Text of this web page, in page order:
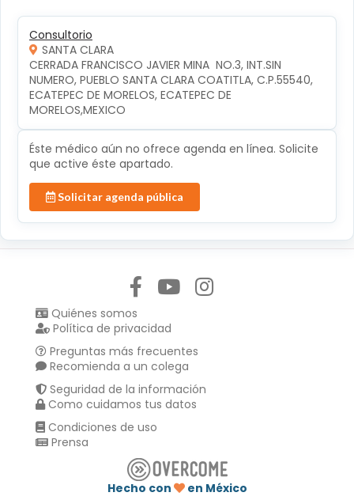
Consultorio
SANTA CLARA
CERRADA FRANCISCO JAVIER MINA  NO.3, INT.SIN
NUMERO, PUEBLO SANTA CLARA COATITLA, C.P.55540,
ECATEPEC DE MORELOS, ECATEPEC DE
MORELOS,MEXICO
Éste médico aún no ofrece agenda en línea. Solicite
que active éste apartado.
Solicitar agenda pública
Quiénes somos
Política de privacidad
Preguntas más frecuentes
Recomienda a un colega
Seguridad de la información
Como cuidamos tus datos
Condiciones de uso
Prensa
Hecho con en México